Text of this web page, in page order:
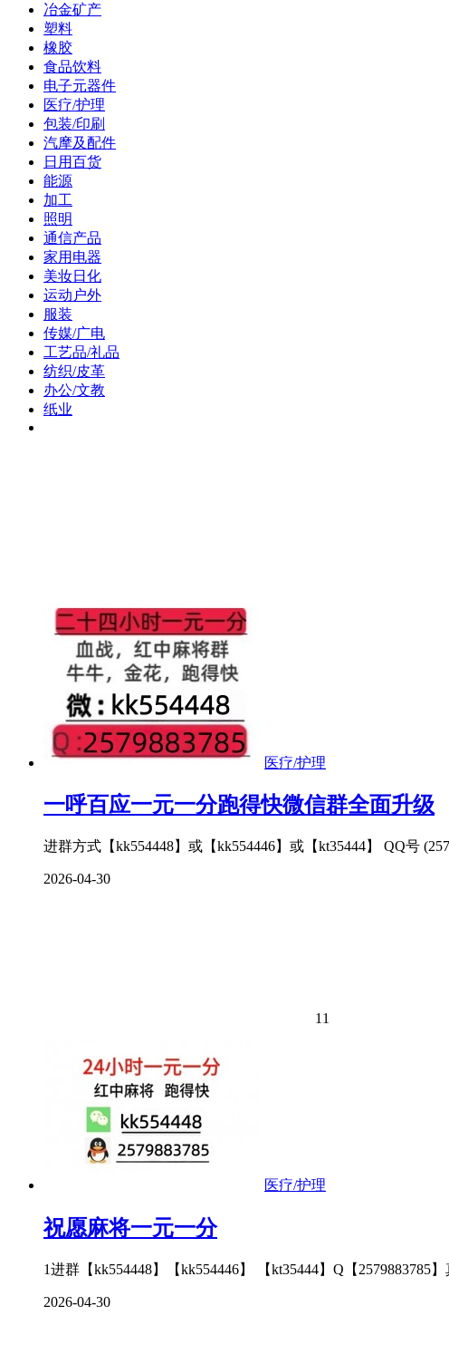
冶金矿产
塑料
橡胶
食品饮料
电子元器件
医疗/护理
包装/印刷
汽摩及配件
日用百货
能源
加工
照明
通信产品
家用电器
美妆日化
运动户外
服装
传媒/广电
工艺品/礼品
纺织/皮革
办公/文教
纸业
医疗/护理
一呼百应一元一分跑得快微信群全面升级
进群方式【kk554448】或【kk554446】或【kt35444】 QQ号
2026-04-30
11
医疗/护理
祝愿麻将一元一分
1进群【kk554448】【kk554446】 【kt35444】Q【
2026-04-30